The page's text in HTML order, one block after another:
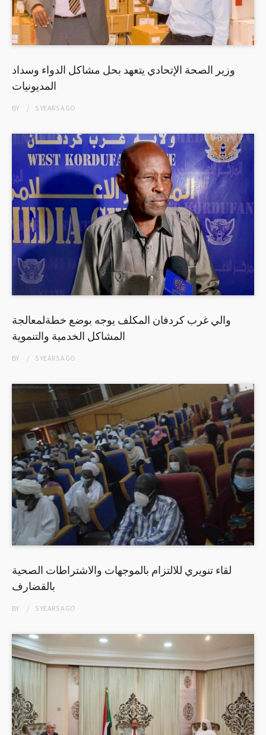
وزير الصحة الإتحادي يتعهد بحل مشاكل الدواء وسداد
المديونيات
BY 5 YEARSAGO
والي غرب كردفان المكلف يوجه بوضع خطةلمعالجة
المشاكل الخدمية والتنموية
BY 5 YEARSAGO
لقاء تنويري للالتزام بالموجهات والاشتراطات الصحية
بالقضارف
BY 5 YEARSAGO